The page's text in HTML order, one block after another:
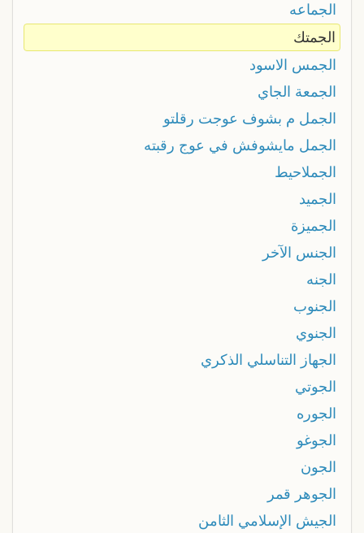
الجماعه
الجمتك
الجمس الاسود
الجمعة الجاي
الجمل م بشوف عوجت رقلتو
الجمل مايشوفش في عوج رقبته
الجملاحيط
الجميد
الجميزة
الجنس الآخر
الجنه
الجنوب
الجنوي
الجهاز التناسلي الذكري
الجوتي
الجوره
الجوغو
الجون
الجوهر قمر
الجيش الإسلامي الثامن